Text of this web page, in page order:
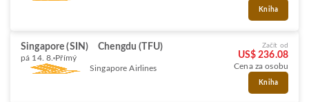
Kniha
Singapore (SIN) Chengdu (TFU)
pá 14. 8. Přímý
Singapore Airlines
Začít od
US$ 236.08
Cena za osobu
Kniha